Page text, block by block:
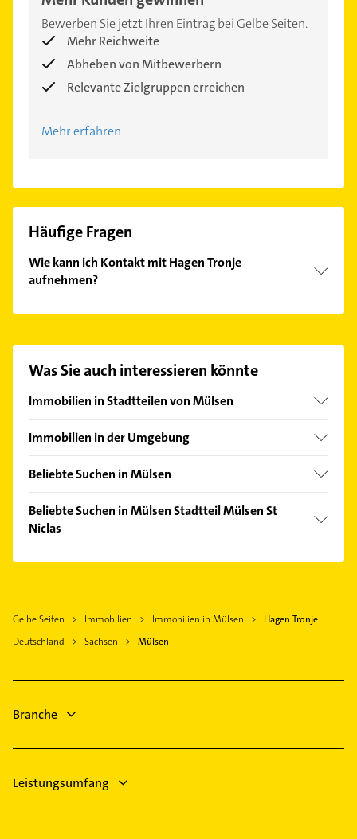
Bewerben Sie jetzt Ihren Eintrag bei Gelbe Seiten.
Mehr Reichweite
Abheben von Mitbewerbern
Relevante Zielgruppen erreichen
Mehr erfahren
Häufige Fragen
Wie kann ich Kontakt mit Hagen Tronje
aufnehmen?
finden Sie alleKontaktdaten.
Was Sie auch interessieren könnte
Immobilien in Stadtteilen von Mülsen
Mülsen St Micheln
Immobilien in der Umgebung
Lichtenstein /Sachsen
Sankt Egidien
Oelsnitz /Erzgebirge
Stollberg /Erzgebirge
Hohenstein-Ernstthal
Beliebte Suchen in Mülsen
Bauunternehmen
Zahnarzt
Physikalische Therapie
Physiotherapie
Klempner
Beliebte Suchen in Mülsen Stadtteil Mülsen St
Niclas
Elektro Reparatur
Fensterbauer
Gelbe Seiten Immobilien Immobilien in Mülsen
Hagen Tronje
Deutschland
Sachsen Mülsen
Branche
Leistungsumfang